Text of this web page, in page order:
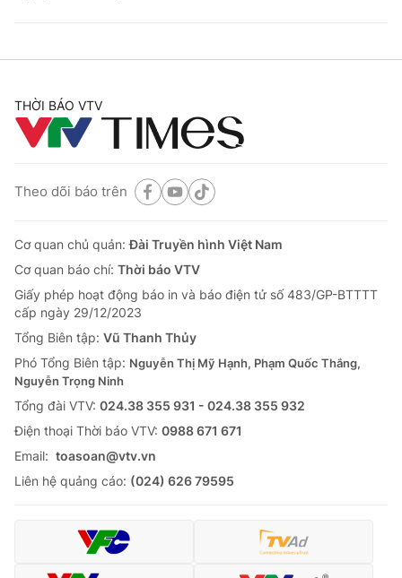
THỜI BÁO VTV
Theo dõi báo trên
Cơ quan chủ quản:Đài Truyền hình Việt Nam
Cơ quan báo chí: Thời báo VTV
Giấy phép hoạt động báo in và báo điện tử số 483/GP-BTTTT
cấp ngày 29/12/2023
Tổng Biên tập: Vũ Thanh Thủy
Phó Tổng Biên tập: Nguyễn Thị Mỹ Hạnh, Phạm Quốc Thắng,
Nguyễn Trọng Ninh
Tổng đài VTV: 024.38 355 931 - 024.38 355 932
Ðiện thoại Thời báo VTV: 0988 671 671
Email: toasoan@vtv.vn
Liên hệ quảng cáo: (024) 626 79595